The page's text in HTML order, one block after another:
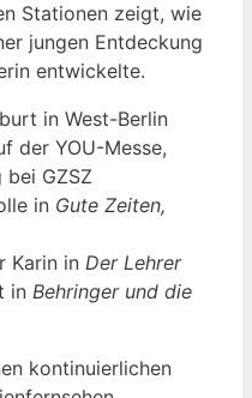
Stationen zeigt, wie
jungen Entdeckung
entwickelte.
in West-Berlin
der YOU-Messe,
GZSZ
in Gute Zeiten,
Karin in Der Lehrer
in Behringer und die
kontinuierlichen